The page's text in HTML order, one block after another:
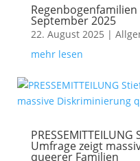
September 2025
22. August 2025 |
mehr lesen
Umfrage zeigt
queerer Familien